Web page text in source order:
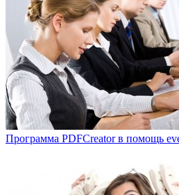
Программа PDFCreator в помощь